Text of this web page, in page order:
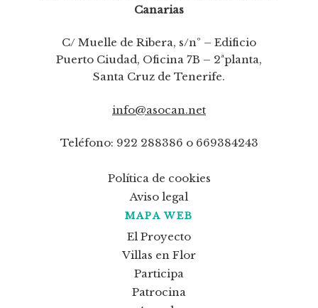
Canarias
C/ Muelle de Ribera, s/nº – Edificio
Puerto Ciudad, Oficina 7B – 2ªplanta,
Santa Cruz de Tenerife.
info@asocan.net
Teléfono: 922 288386 o 669384243
Política de cookies
Aviso legal
MAPA WEB
El Proyecto
Villas en Flor
Participa
Patrocina